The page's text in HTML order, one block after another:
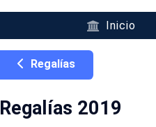
Inicio
Regalías
Regalías 2019